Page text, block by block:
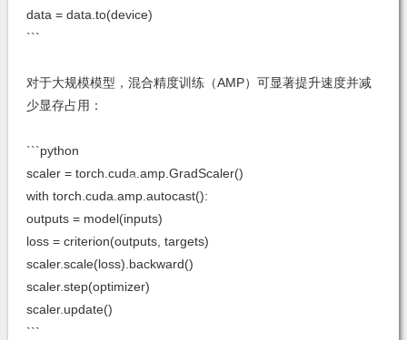
data = data.to(device)
```
对于大规模模型，混合精度训练（AMP）可显著提升速度并减
少显存占用：
```python
scaler = torch.cuda.amp.GradScaler()
with torch.cuda.amp.autocast():
outputs = model(inputs)
loss = criterion(outputs, targets)
scaler.scale(loss).backward()
scaler.step(optimizer)
scaler.update()
```